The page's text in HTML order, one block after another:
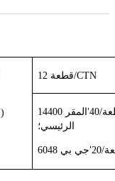
(40*38.5*29 سم)
12 قطعة/CTN
40
'المقر
الرئيسي؛
20
'جي بي